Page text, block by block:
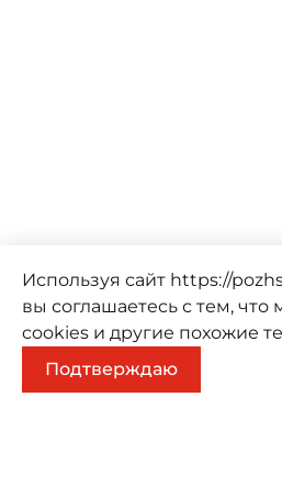
О компании
О компании Проекты
Используя сайт https://
вы соглашаетесь с тем, что
cookies и другие похожие
Подтверждаю